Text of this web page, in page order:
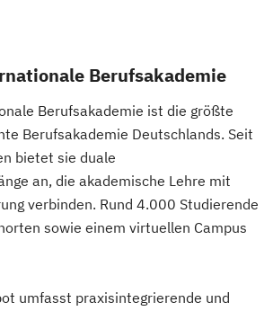
Berufsakademie
Berufsakademie ist die größte
Berufsakademie Deutschlands. Seit
bietet sie duale
an, die akademische Lehre mit
verbinden. Rund 4.000 Studierende
sowie einem virtuellen Campus
umfasst praxisintegrierende und